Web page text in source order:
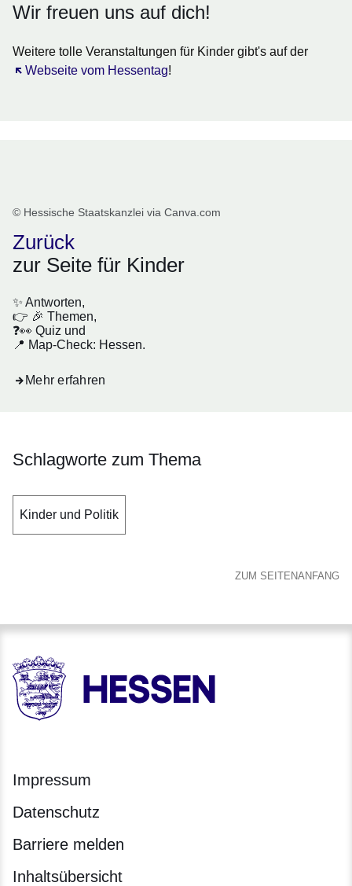
Wir freuen uns auf dich!
Weitere tolle Veranstaltungen für Kinder gibt's auf der
Webseite vom Hessentag
Öffnet sich in einem neuen Fenster
!
© Hessische Staatskanzlei via Canva.com
Zurück
zur Seite für Kinder
✨ Antworten,
👉 🎉 Themen,
❓👀 Quiz und
📍 Map-Check: Hessen.
Mehr erfahren
Schlagworte zum Thema
Kinder und Politik
ZUM SEITENANFANG
HESSEN - Hessische Landesregierung
Impressum
Datenschutz
Barriere melden
Inhaltsübersicht